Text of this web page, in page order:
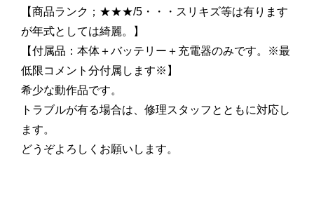
【商品ランク；★★★/5・・・スリキズ等は有ります
が年式としては綺麗。】
【付属品：本体＋バッテリー＋充電器のみです。※最
低限コメント分付属します※】
希少な動作品です。
トラブルが有る場合は、修理スタッフとともに対応し
ます。
どうぞよろしくお願いします。